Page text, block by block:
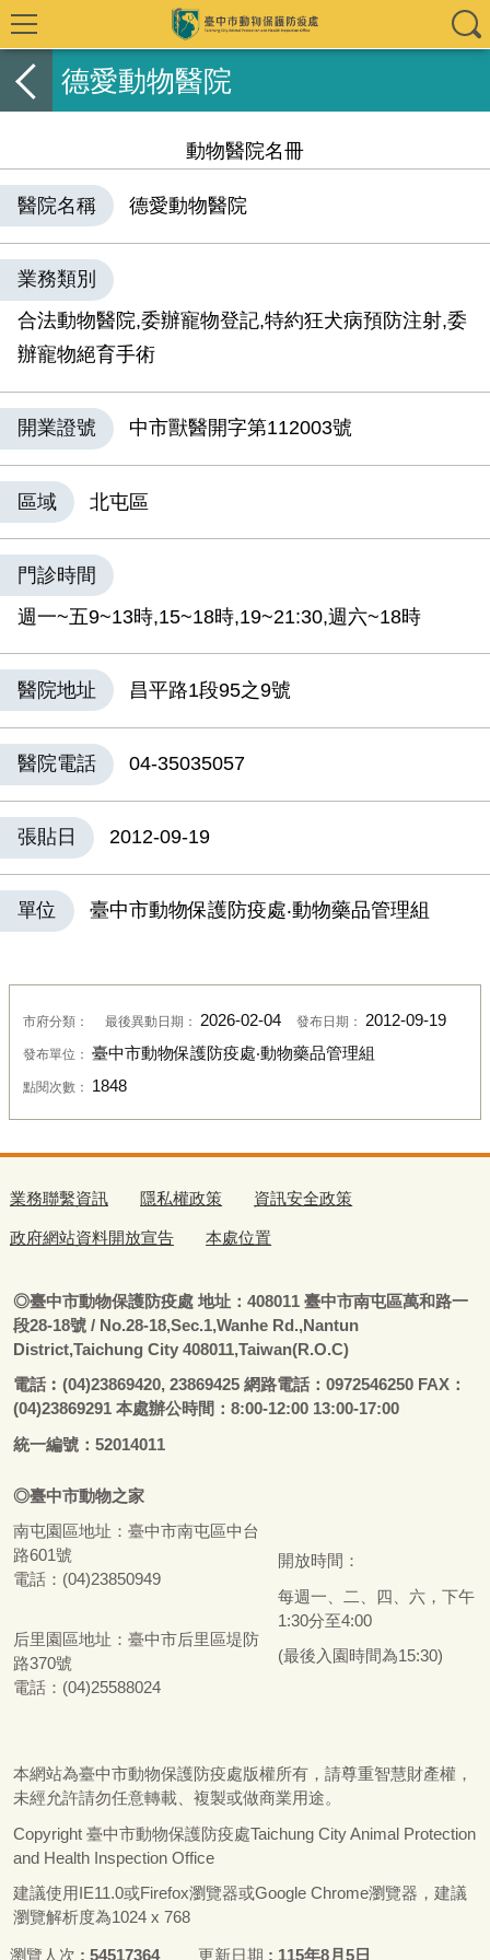
德愛動物醫院
動物醫院名冊
醫院名稱 德愛動物醫院
業務類別
合法動物醫院,委辦寵物登記,特約狂犬病預防注射,委
辦寵物絕育手術
開業證號 中市獸醫開字第112003號
區域 北屯區
門診時間
週一~五9~13時,15~18時,19~21:30,週六~18時
醫院地址 昌平路1段95之9號
醫院電話 04-35035057
張貼日 2012-09-19
單位 臺中市動物保護防疫處‧動物藥品管理組
市府分類： 最後異動日期： 2026-02-04 發布日期： 2012-09-19
發布單位： 臺中市動物保護防疫處‧動物藥品管理組
點閱次數： 1848
業務聯繫資訊 隱私權政策 資訊安全政策
政府網站資料開放宣告 本處位置
◎臺中市動物保護防疫處地址：408011 臺中市南屯區萬和路一
段28-18號 / No.28-18,Sec.1,Wanhe Rd.,Nantun
District,Taichung City 408011,Taiwan(R.O.C)
電話︰ (04)23869420, 23869425 網路電話：0972546250 FAX：
(04)23869291 本處辦公時間：8:00-12:00 13:00-17:00
統一編號：52014011
◎臺中市動物之家
南屯園區地址： 臺中市南屯區中台
路601號
電話：(04)23850949
后里園區地址： 臺中市后里區堤防
路370號
電話：(04)25588024
開放時間：
每週一、二、四、六，下午
1:30分至4:00
(最後入園時間為15:30)
本網站為臺中市動物保護防疫處版權所有，請尊重智慧財產權，
未經允許請勿任意轉載、複製或做商業用途。
Copyright 臺中市動物保護防疫處Taichung City Animal Protection
and Health Inspection Office
建議使用IE11.0或Firefox瀏覽器或Google Chrome瀏覽器，建議
瀏覽解析度為1024 x 768
瀏覽人次 54517364 更新日期 115年8月5日